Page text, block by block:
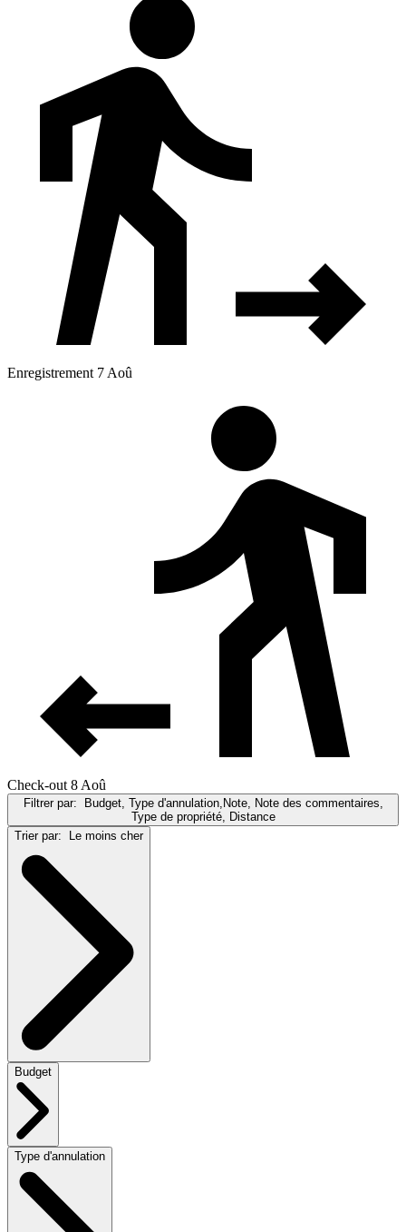
Enregistrement 7 Aoû
Check-out 8 Aoû
Filtrer par: Budget, Type d'annulation,Note, Note des commentaires,
Type de propriété, Distance
Trier par: Le moins cher
Budget
Type d'annulation